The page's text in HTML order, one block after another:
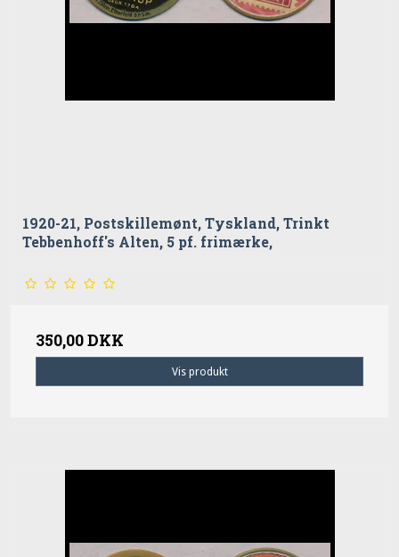
1920-21, Postskillemønt, Tyskland, Trinkt
Tebbenhoff's Alten, 5 pf. frimærke,
350,00 DKK
Vis produkt